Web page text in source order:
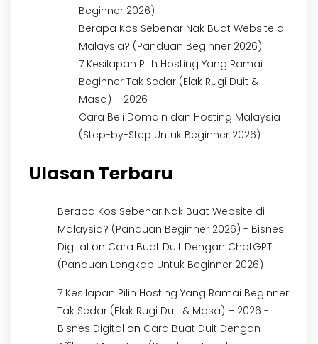
Beginner 2026)
Berapa Kos Sebenar Nak Buat Website di
Malaysia? (Panduan Beginner 2026)
7 Kesilapan Pilih Hosting Yang Ramai
Beginner Tak Sedar (Elak Rugi Duit &
Masa) – 2026
Cara Beli Domain dan Hosting Malaysia
(Step-by-Step Untuk Beginner 2026)
Ulasan Terbaru
Berapa Kos Sebenar Nak Buat Website di
Malaysia? (Panduan Beginner 2026) - Bisnes
Digital on Cara Buat Duit Dengan ChatGPT
(Panduan Lengkap Untuk Beginner 2026)
7 Kesilapan Pilih Hosting Yang Ramai Beginner
Tak Sedar (Elak Rugi Duit & Masa) – 2026 -
Bisnes Digital on Cara Buat Duit Dengan